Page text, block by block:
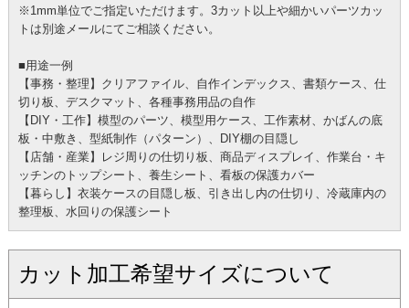
※1mm単位でご指定いただけます。3カット以上や細かいパーツカッ
トは別途メールにてご相談ください。
■用途一例
【事務・整理】クリアファイル、自作インデックス、書類ケース、仕
切り板、デスクマット、各種事務用品の自作
【DIY・工作】模型のパーツ、模型用ケース、工作素材、かばんの底
板・中敷き、型紙制作（パターン）、DIY棚の目隠し
【店舗・産業】レジ周りの仕切り板、商品ディスプレイ、作業台・キ
ッチンのトップシート、養生シート、看板の保護カバー
【暮らし】衣装ケースの目隠し板、引き出し内の仕切り、冷蔵庫内の
整理板、水回りの保護シート